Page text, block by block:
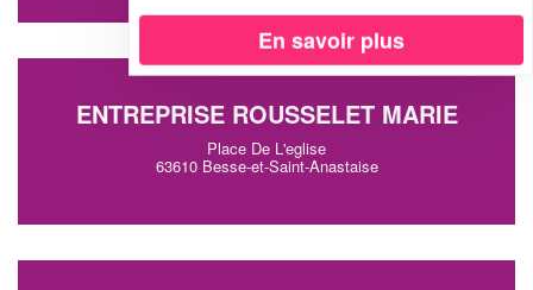
ENTREPRISE ROUSSELET MARIE
Place De L'eglise
63610 Besse-et-Saint-Anastaise
En savoir plus